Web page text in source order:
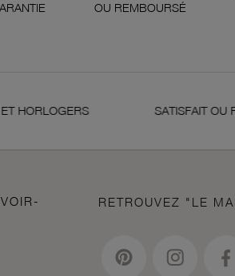
OU REMBOURSÉ
SATISFAIT OU
RETROUVEZ "LE